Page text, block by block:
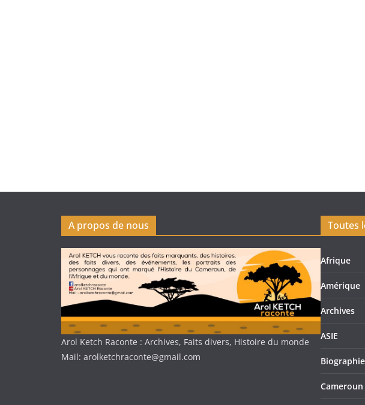
A propos de nous
Arol Ketch Raconte : Archives, Faits divers, Histoire du monde
Mail: arolketchraconte@gmail.com
Toutes
Afrique
Amérique
Archives
ASIE
Biographie
Cameroun